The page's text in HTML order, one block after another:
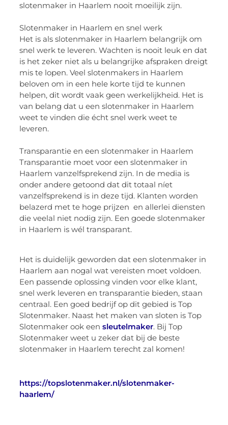
slotenmaker in Haarlem nooit moeilijk zijn.
Slotenmaker in Haarlem en snel werk
Het is als slotenmaker in Haarlem belangrijk om
snel werk te leveren. Wachten is nooit leuk en dat
is het zeker niet als u belangrijke afspraken dreigt
mis te lopen. Veel slotenmakers in Haarlem
belovenom in een hele korte tijd te kunnen
helpen, dit wordt vaak geen werkelijkheid. Het is
van belang dat u een slotenmaker in Haarlem
weet te vinden die écht snel werk weet te
leveren.
Transparantie en een slotenmaker in Haarlem
Transparantie moet voor een slotenmaker in
Haarlem vanzelfsprekend zijn. In de media is
onder andere getoond dat dit totaal níet
vanzelfsprekend is in deze tijd. Klanten worden
belazerd met te hoge prijzen en allerlei diensten
die veelal niet nodig zijn. Een goede slotenmaker
in Haarlem is wél transparant.
Het is duidelijk geworden dat een slotenmaker in
Haarlem aan nogal wat vereisten moet voldoen.
Een passende oplossing vinden voor elke klant,
snel werk leveren en transparantie bieden, staan
centraal. Een goed bedrijf op dit gebied is Top
Slotenmaker. Naast het maken van sloten is Top
Slotenmaker ook eensleutelmaker. Bij Top
Slotenmaker weet u zeker dat bij de beste
slotenmaker in Haarlem terecht zal komen!
https://topslotenmaker.nl/slotenmaker-
haarlem/